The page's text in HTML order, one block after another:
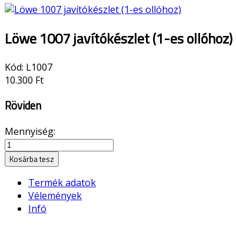
Löwe 1007 javítókészlet (1-es ollóhoz)
Kód: L1007
10.300 Ft
Röviden
Mennyiség:
Kosárba tesz
Termék adatok
Vélemények
Infó